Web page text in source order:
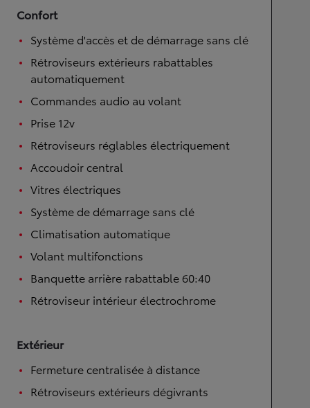
Confort
Système d'accès et de démarrage sans clé
Rétroviseurs extérieurs rabattables
automatiquement
Commandes audio au volant
Prise 12v
Rétroviseurs réglables électriquement
Accoudoir central
Vitres électriques
Système de démarrage sans clé
Climatisation automatique
Volant multifonctions
Banquette arrière rabattable 60:40
Rétroviseur intérieur électrochrome
Extérieur
Fermeture centralisée à distance
Rétroviseurs extérieurs dégivrants